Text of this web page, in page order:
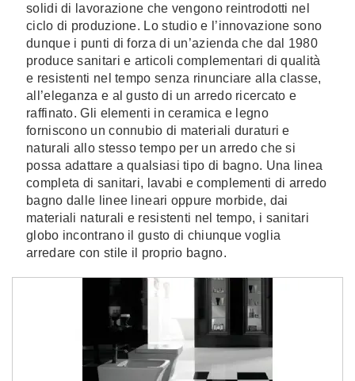
solidi di lavorazione che vengono reintrodotti nel
ciclo di produzione. Lo studio e l’innovazione sono
dunque i punti di forza di un’azienda che dal 1980
produce sanitari e articoli complementari di qualità
e resistenti nel tempo senza rinunciare alla classe,
all’eleganza e al gusto di un arredo ricercato e
raffinato. Gli elementi in ceramica e legno
forniscono un connubio di materiali duraturi e
naturali allo stesso tempo per un arredo che si
possa adattare a qualsiasi tipo di bagno. Una linea
completa di sanitari, lavabi e complementi di arredo
bagno dalle linee lineari oppure morbide, dai
materiali naturali e resistenti nel tempo, i sanitari
globo incontrano il gusto di chiunque voglia
arredare con stile il proprio bagno.